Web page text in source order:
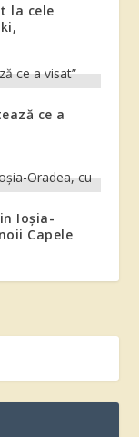
la cele
ce a
Ioşia-
Capele